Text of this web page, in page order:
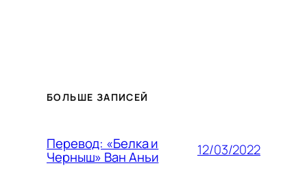
БОЛЬШЕ ЗАПИСЕЙ
Перевод: «Белка и
Черныш» Ван Аньи 12/03/2022